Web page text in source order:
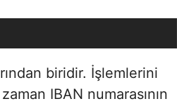
biridir. İşlemlerini
IBAN numarasının